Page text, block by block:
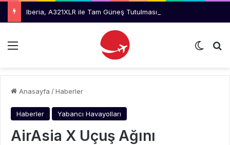
Iberia, A321XLR ile Tam Güneş Tutulmasını Takip Edecek
Menü Dış
Anasayfa /Haberler
Haberler Yabancı Havayolları
AirAsia X Uçuş Ağını